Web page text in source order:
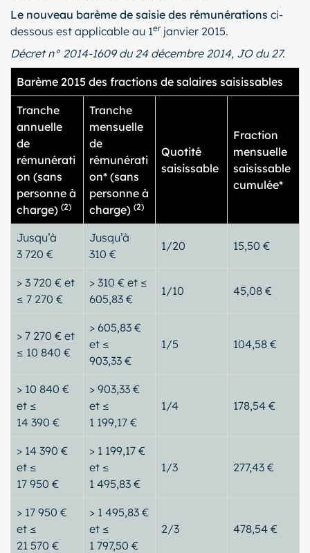
Le nouveau barème de saisie des rémunérations ci-
dessous est applicable au 1erjanvier 2015.
Décret n° 2014-1609 du 24 décembre 2014, JO du 27.
Barème 2015 des fractions de salaires saisissables
Tranche
annuelle
de
rémunérati
on (sans
personne à
charge) (2)
Tranche
mensuelle
de
rémunérati
on* (sans
personne à
charge) (2)
Quotité
saisissable
Fraction
mensuelle
saisissable
cumulée*
Jusqu’à
3 720 €
Jusqu’à
310 €
1/20 15,50 €
> 3 720 € et
≤ 7 270 €
> 310 € et ≤
605,83 €
1/10 45,08 €
> 7 270 € et
≤ 10 840 €
> 605,83 €
et ≤
903,33 €
1/5 104,58 €
> 10 840 €
et ≤
14 390 €
> 903,33 €
et ≤
1 199,17 €
1/4 178,54 €
> 14 390 €
et ≤
17 950 €
> 1 199,17 €
et ≤
1 495,83 €
1/3 277,43 €
> 17 950 €
et ≤
21 570 €
> 1 495,83 €
et ≤
1 797,50 €
2/3 478,54 €